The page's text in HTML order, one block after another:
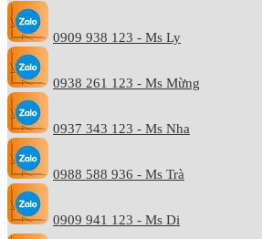
0909 938 123 - Ms Ly
0938 261 123 - Ms Mừng
0937 343 123 - Ms Nha
0988 588 936 - Ms Trà
0909 941 123 - Ms Di